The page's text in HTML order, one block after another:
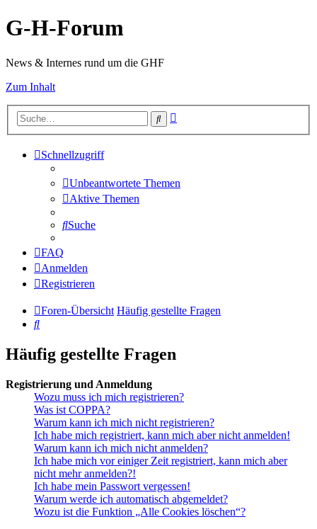
G-H-Forum
News & Internes rund um die GHF
Zum Inhalt
Suche
Schnellzugriff
Unbeantwortete Themen
Aktive Themen
Suche
FAQ
Anmelden
Registrieren
Foren-Übersicht Häufig gestellte Fragen
Suche
Häufig gestellte Fragen
Registrierung und Anmeldung
Wozu muss ich mich registrieren?
Was ist COPPA?
Warum kann ich mich nicht registrieren?
Ich habe mich registriert, kann mich aber nicht anmelden!
Warum kann ich mich nicht anmelden?
Ich habe mich vor einiger Zeit registriert, kann mich aber
nicht mehr anmelden?!
Ich habe mein Passwort vergessen!
Warum werde ich automatisch abgemeldet?
Wozu ist die Funktion „Alle Cookies löschen“?